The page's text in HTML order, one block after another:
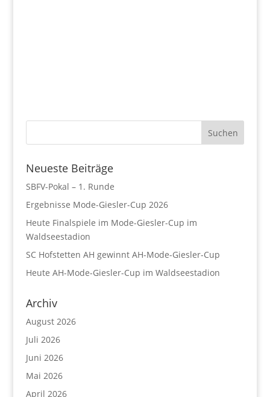
Neueste Beiträge
SBFV-Pokal – 1. Runde
Ergebnisse Mode-Giesler-Cup 2026
Heute Finalspiele im Mode-Giesler-Cup im
Waldseestadion
SC Hofstetten AH gewinnt AH-Mode-Giesler-Cup
Heute AH-Mode-Giesler-Cup im Waldseestadion
Archiv
August 2026
Juli 2026
Juni 2026
Mai 2026
April 2026